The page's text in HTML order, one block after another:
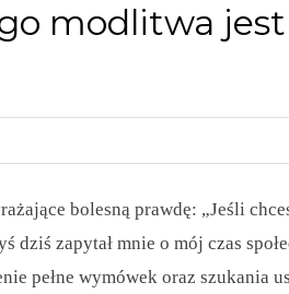
modlitwa jest
bolesną prawdę: „Jeśli
zapytał mnie o mój czas
pełne wymówek oraz szukania